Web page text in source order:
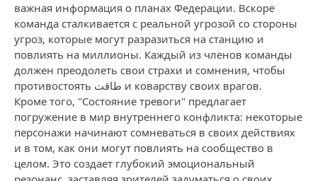
важная информация о планах Федерации. Вскоре
команда сталкивается с реальной угрозой со стороны
угроз, которые могут разразиться на станцию и
повлиять на миллионы. Каждый из членов команды
должен преодолеть свои страхи и сомнения, чтобы
противостоять طاقت и коварству своих врагов.
Кроме того, "Состояние тревоги" предлагает
погружение в мир внутреннего конфликта: некоторые
персонажи начинают сомневаться в своих действиях
и в том, как они могут повлиять на сообщество в
целом. Это создает глубокий эмоциональный